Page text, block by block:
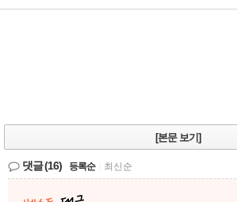
[본문 보기]
댓글(16) 등록순 최신순